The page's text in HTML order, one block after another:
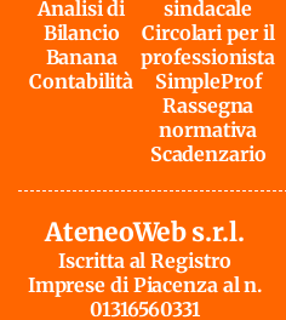
Analisi di
Bilancio
Banana
Contabilità
sindacale
Circolari per il
professionista
SimpleProf
Rassegna
normativa
Scadenzario
AteneoWeb s.r.l.
Iscritta al Registro
Imprese di Piacenza al n.
01316560331